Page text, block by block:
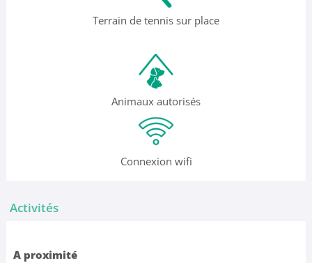
Terrain de tennis sur place
Animaux autorisés
Connexion wifi
Activités
A proximité